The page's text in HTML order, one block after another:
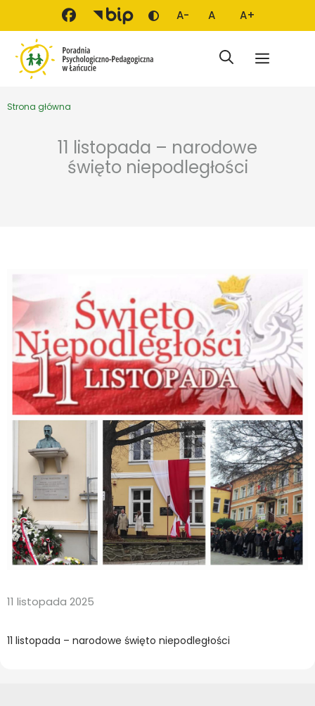
Przejdź do treści
Zmień kontrast
A-
Mniejsza czcionka
A
Domyślna czcionka
A+
Większa
Menu
Strona główna
11 listopada – narodowe
święto niepodległości
11 listopada 2025
11 listopada – narodowe święto niepodległości